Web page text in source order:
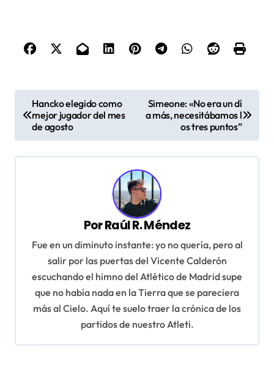
a
v
e
e
Hancko elegido como
mejor jugador del mes
de agosto
Simeone: «No era un dí
a más, necesitábamos l
os tres puntos”
PorRaúl R. Méndez
Fue en un diminuto instante: yo no quería, pero al
salir por las puertas del Vicente Calderón
escuchando el himno del Atlético de Madrid supe
que no había nada en la Tierra que se pareciera
más al Cielo. Aquí te suelo traer la crónica de los
partidos de nuestro Atleti.